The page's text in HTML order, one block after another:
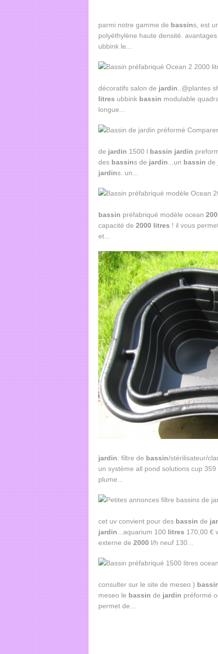
parmi notre gamme de bassins, est
polyéthylène haute densité.
ubbink le...
décoratifs salon de jardin ..@plantes
litres ubbink bassin modulable
longue...
de jardin 1500 l bassin jardin
des bassins de jardin ...un bassin de
jardins. un...
bassin préfabriqué modèle ocean
capacité de 2000 litres ! il vous
et...
jardin: filtre de bassin/stérilisateur/
un système all pond solutions cup
plume...
cet uv convient pour des bassin de
jardin...aquarium 100 litres 170,00 €
externe de 2000 l/h neuf 130...
consulter sur le site de meseo )
meseo le bassin de jardin préformé
permet de...